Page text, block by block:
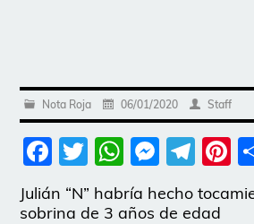
Nota Roja 06/01/2020 Staff
Facebook
Twitter
Julián “N” habría hecho
sobrina de 3 años de edad